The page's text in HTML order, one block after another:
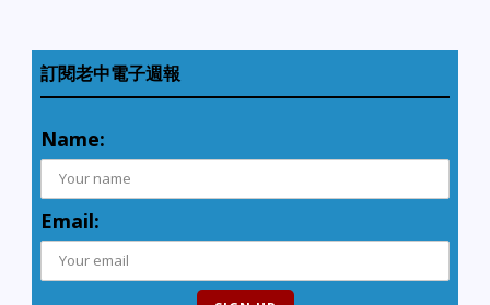
訂閱老中電子週報
Name:
Email: